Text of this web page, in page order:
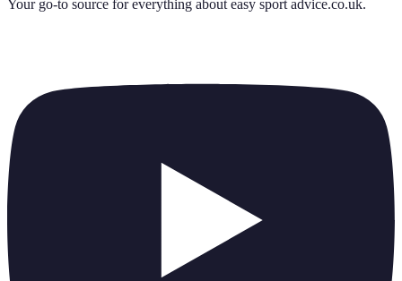
Your go-to source for everything about easy sport advice.co.uk.